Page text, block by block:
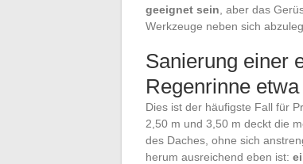
geeignet sein , aber das
Werkzeuge neben sich
Sanierung einer
Regenrinne
Dies ist der häufigste Fall für
2,50 m und 3,50 m deckt die
des Daches, ohne sich
herum ausreichend eben ist: